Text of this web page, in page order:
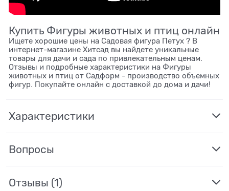
Купить Фигуры животных и птиц онлайн
Ищете хорошие цены на Садовая фигура Петух ? В
интернет-магазине Хитсад вы найдете уникальные
товары для дачи и сада по привлекательным ценам.
Отзывы и подробные характеристики на Фигуры
животных и птиц от Садформ - производство объемных
фигур. Покупайте онлайн с доставкой до дома и дачи!
Характеристики
Вопросы
Отзывы (1)